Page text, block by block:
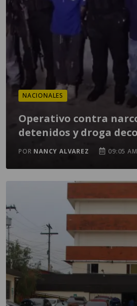
NACIONALES
Operativo contra
detenidos y droga
POR NANCY ALVAREZ 09:05